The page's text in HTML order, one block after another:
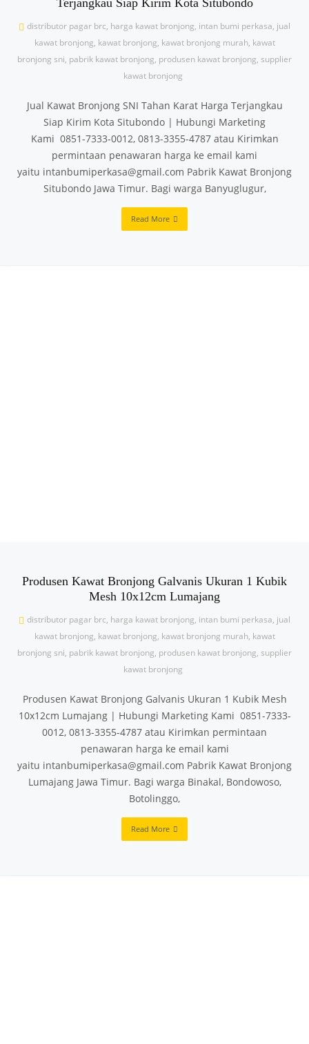
Terjangkau Siap Kirim Kota Situbondo
distributor pagar brc, harga kawat bronjong, intan bumi perkasa, jual
kawat bronjong, kawat bronjong, kawat bronjong murah, kawat
bronjong sni, pabrik kawat bronjong, produsen kawat bronjong, supplier
kawat bronjong
Jual Kawat Bronjong SNI Tahan Karat Harga Terjangkau
Siap Kirim Kota Situbondo | Hubungi Marketing
Kami 0851-7333-0012, 0813-3355-4787 atau Kirimkan
permintaan penawaran harga ke email kami
yaitu intanbumiperkasa@gmail.com Pabrik Kawat Bronjong
Situbondo Jawa Timur. Bagi warga Banyuglugur,
Read More
Produsen Kawat Bronjong Galvanis Ukuran 1 Kubik
Mesh 10x12cm Lumajang
distributor pagar brc, harga kawat bronjong, intan bumi perkasa, jual
kawat bronjong, kawat bronjong, kawat bronjong murah, kawat
bronjong sni, pabrik kawat bronjong, produsen kawat bronjong, supplier
kawat bronjong
Produsen Kawat Bronjong Galvanis Ukuran 1 Kubik Mesh
10x12cm Lumajang | Hubungi Marketing Kami 0851-7333-
0012, 0813-3355-4787 atau Kirimkan permintaan
penawaran harga ke email kami
yaitu intanbumiperkasa@gmail.com Pabrik Kawat Bronjong
Lumajang Jawa Timur. Bagi warga Binakal, Bondowoso,
Botolinggo,
Read More